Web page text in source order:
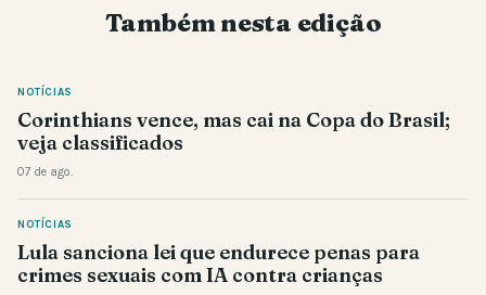
Também nesta edição
NOTÍCIAS
Corinthians vence, mas cai na Copa do Brasil;
veja classificados
07 de ago.
NOTÍCIAS
Lula sanciona lei que endurece penas para
crimes sexuais com IA contra crianças